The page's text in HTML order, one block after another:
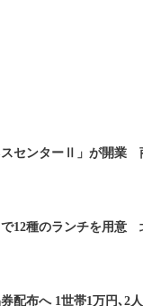
スセンターⅡ」が開業
で12種のランチを用意
配布へ 1世帯1万円､2